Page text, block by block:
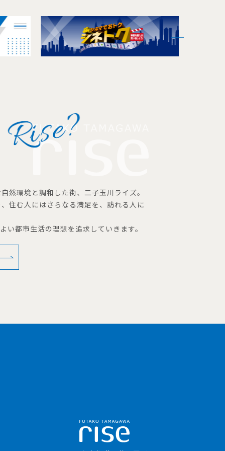
然環境と調和した街、二子玉川ライズ。
住む人にはさらなる満足を、訪れる人に
い都市生活の理想を追求していきます。